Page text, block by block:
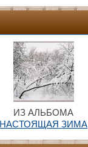
ИЗ АЛЬБОМА
НАСТОЯЩАЯ ЗИМА